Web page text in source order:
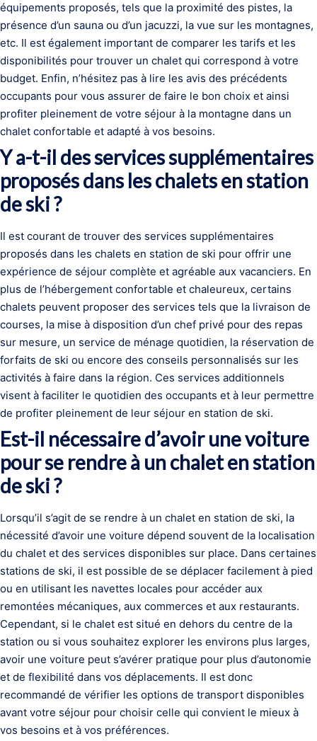
équipements proposés, tels que la proximité des pistes, la
présence d’un sauna ou d’un jacuzzi, la vue sur les montagnes,
etc. Il est également important de comparer les tarifs et les
disponibilités pour trouver un chalet qui correspond à votre
budget. Enfin, n’hésitez pas à lire les avis des précédents
occupants pour vous assurer de faire le bon choix et ainsi
profiter pleinement de votre séjour à la montagne dans un
chalet confortable et adapté à vos besoins.
Y a-t-il des services supplémentaires
proposés dans les chalets en station
de ski ?
Il est courant de trouver des services supplémentaires
proposés dans les chalets en station de ski pour offrir une
expérience de séjour complète et agréable aux vacanciers. En
plus de l’hébergement confortable et chaleureux, certains
chalets peuvent proposer des services tels que la livraison de
courses, la mise à disposition d’un chef privé pour des repas
sur mesure, un service de ménage quotidien, la réservation de
forfaits de ski ou encore des conseils personnalisés sur les
activités à faire dans la région. Ces services additionnels
visent à faciliter le quotidien des occupants et à leur permettre
de profiter pleinement de leur séjour en station de ski.
Est-il nécessaire d’avoir une voiture
pour se rendre à un chalet en station
de ski ?
Lorsqu’il s’agit de se rendre à un chalet en station de ski, la
nécessité d’avoir une voiture dépend souvent de la localisation
du chalet et des services disponibles sur place. Dans certaines
stations de ski, il est possible de se déplacer facilement à pied
ou en utilisant les navettes locales pour accéder aux
remontées mécaniques, aux commerces et aux restaurants.
Cependant, si le chalet est situé en dehors du centre de la
station ou si vous souhaitez explorer les environs plus larges,
avoir une voiture peut s’avérer pratique pour plus d’autonomie
et de flexibilité dans vos déplacements. Il est donc
recommandé de vérifier les options de transport disponibles
avant votre séjour pour choisir celle qui convient le mieux à
vos besoins et à vos préférences.